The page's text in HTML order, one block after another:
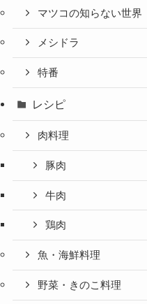
マツコの知らない世界
メシドラ
特番
レシピ
肉料理
豚肉
牛肉
鶏肉
魚・海鮮料理
野菜・きのこ料理